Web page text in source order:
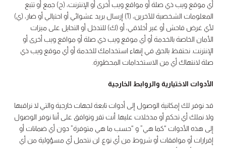
أي موقع ويب ذي صلة أو مواقع ويب أخرى أو الإنترنت، (ح) جمع أو تتبع
المعلومات الشخصية للآخرين، (1) إرسال بريد عشوائي أو احتيالي أو ضار، (ي)
لأي غرض فاحش أو غير أخلاقي، أو (ك) للتدخل أو التحايل على ميزات
الأمان الخاصة بالخدمة أو أي موقع ويب ذي صلة أو مواقع ويب أخرى أو
الإنترنت. نحتفظ بالحق في إنهاء استخدامك للخدمة أو أي موقع ويب ذي
صلة لانتهاك أي من الاستخدامات المحظورة.
الأدوات الاختيارية والروابط الخارجية
قد نوفر لك إمكانية الوصول إلى أدوات تابعة لجهات خارجية والتي لا نراقبها
ولا نملك أي تحكم أو مدخلات عليها. أنت تقر وتوافق على أننا نوفر الوصول
إلى هذه الأدوات “كما هي” و “حسب ما هي متوفرة” دون أي ضمانات أو
إقرارات أو موافقات أو شروط من أي نوع. لن نتحمل أي مسؤولية من أي